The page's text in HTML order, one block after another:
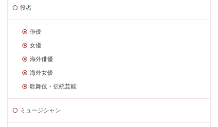
役者
俳優
女優
海外俳優
海外女優
歌舞伎・伝統芸能
ミュージシャン